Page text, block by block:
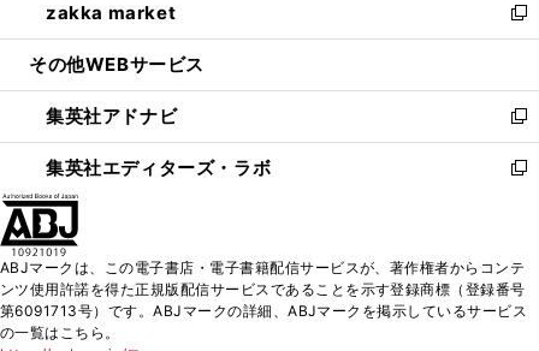
く
で
開
ド
ウ
開
く
ィ
ン
ウ
で
開
く
い
ウ
ン
ド
ウ
で
zakka market
新
し
ウ
ィ
ン
ド
く
その他WEBサービス
集英社アドナビ
新
し
い
ド
ウ
で
集英社エディターズ・ラボ
新
ィ
ン
ド
ABJマークは、この電子書店・電子書籍配信サービスが、著作権者からコンテ
ンツ使用許諾を得た正規版配信サービスであることを示す登録商標（登録番号
第6091713号）です。ABJマークの詳細、ABJマークを掲示しているサービス
の一覧はこちら。